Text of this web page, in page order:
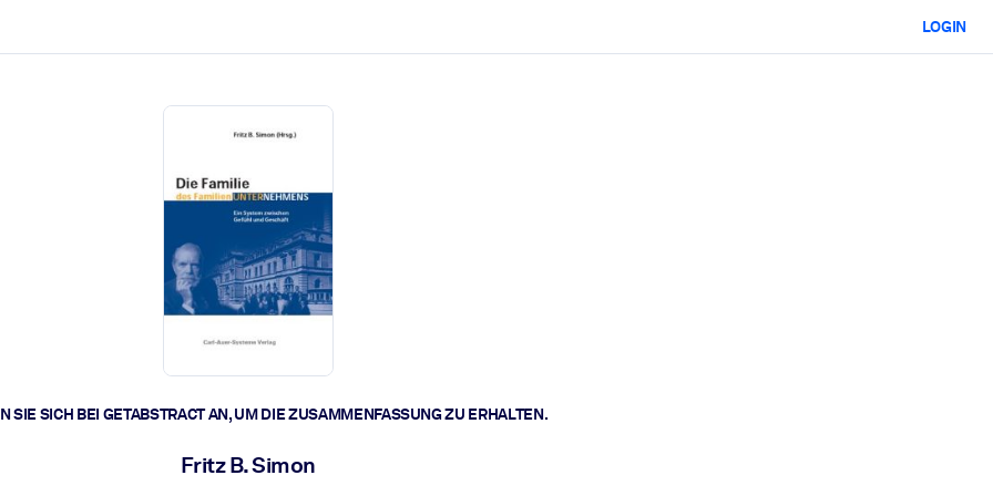
zu lösen und schneller zu handeln.
LOGIN
SIE SICH BEI GETABSTRACT AN, UM DIE ZUSAMMENFASSUNG ZU ERHALTEN.
Fritz B. Simon